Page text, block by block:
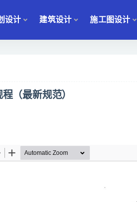
设计 建筑设计 施工图设计
（最新规范）